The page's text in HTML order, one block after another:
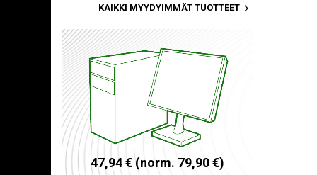
KAIKKI MYYDYIMMÄT TUOTTEET 
47,94€ (norm. 79,90€)